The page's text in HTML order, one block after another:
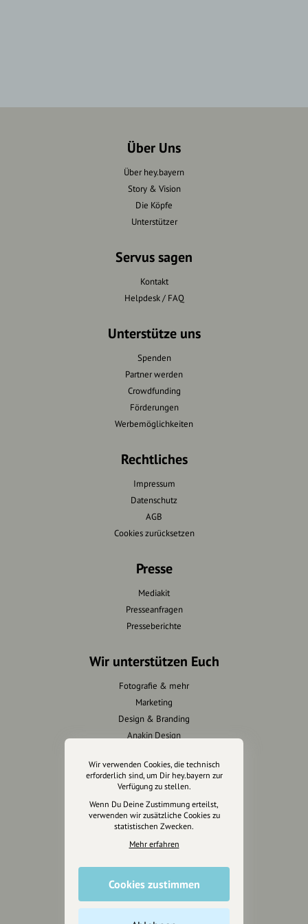
Über Uns
Über hey.bayern
Story & Vision
Die Köpfe
Unterstützer
Servus sagen
Kontakt
Helpdesk / FAQ
Unterstütze uns
Spenden
Partner werden
Crowdfunding
Förderungen
Werbemöglichkeiten
Rechtliches
Impressum
Datenschutz
AGB
Cookies zurücksetzen
Presse
Mediakit
Presseanfragen
Presseberichte
Wir unterstützen Euch
Fotografie & mehr
Marketing
Design & Branding
Anakin Design
Unterstütze
unsere Plattform
hey.bayern ist ein Projekt von
für alle, die uns besuchen
wollen.
Wir verwenden Cookies, die technisch
erforderlich sind, um Dir hey.bayern zur
Verfügung zu stellen.
Wenn Du Deine Zustimmung erteilst,
verwenden wir zusätzliche Cookies zu
statistischen Zwecken.
Mehr erfahren
Cookies zustimmen